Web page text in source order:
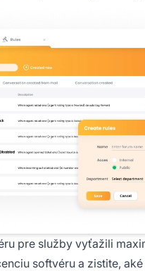
pre služby vyťažili
softvéru a zistite,